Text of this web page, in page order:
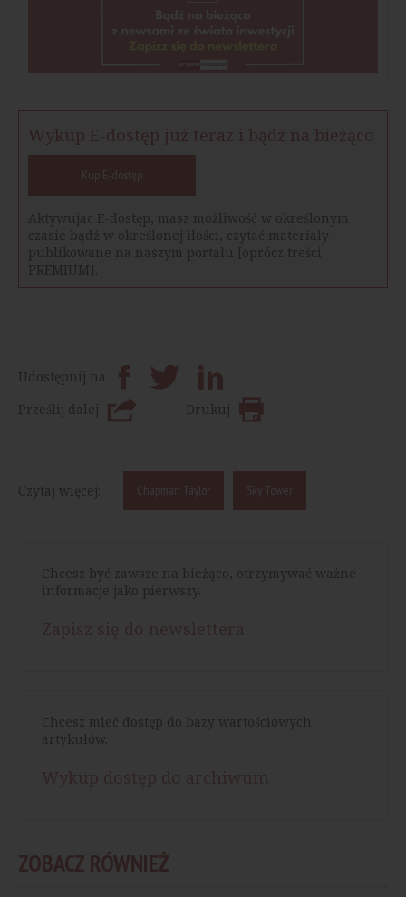
Wykup E-dostęp już teraz i bądź na bieżąco
Kup E-dostęp
Aktywujac E-dostęp, masz możliwość w określonym
czasie bądź w określonej ilości, czytać materiały
publikowane na naszym portalu [oprócz treści
PREMIUM].
Udostępnij na
Prześlij dalej
Drukuj
Czytaj więcej: Chapman Taylor Sky Tower
Chcesz być zawsze na bieżąco, otrzymywać ważne
informacje jako pierwszy.
Chcesz mieć dostęp do bazy wartościowych
artykułów.
ZOBACZ RÓWNIEŻ